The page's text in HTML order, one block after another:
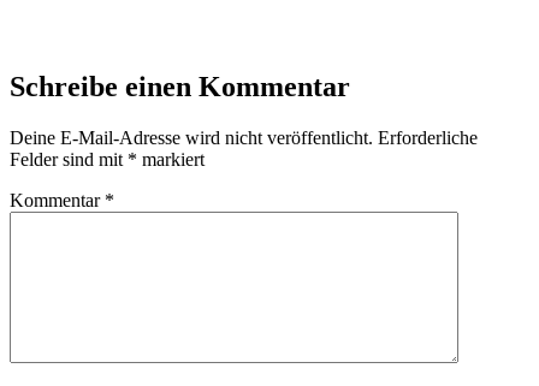
Schreibe einen Kommentar
Deine E-Mail-Adresse wird nicht veröffentlicht. Erforderliche
Felder sind mit * markiert
Kommentar *